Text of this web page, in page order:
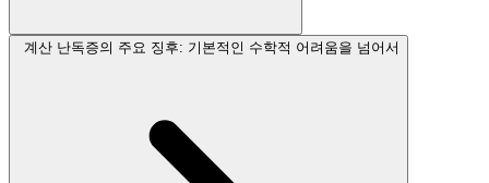
계산 난독증의 주요 징후: 기본적인 수학적 어려움을 넘어서